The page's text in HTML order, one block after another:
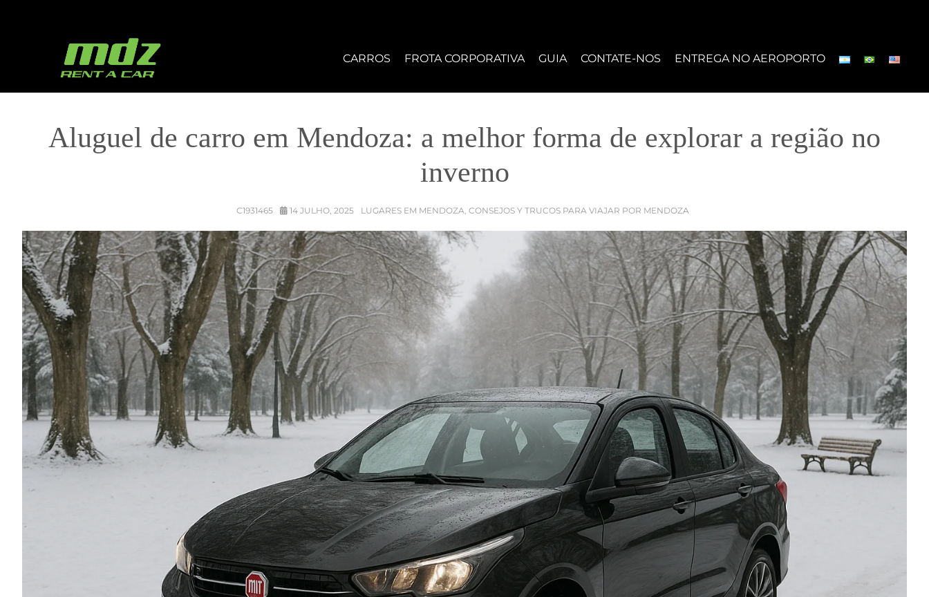
CARROS FROTA CORPORATIVA GUIA CONTATE-NOS ENTREGA NO AEROPORTO
Aluguel de carro em Mendoza: a melhor forma de explorar a região no
inverno
C1931465 14 JULHO, 2025 LUGARES EM MENDOZA CONSEJOS Y TRUCOS PARA VIAJAR POR MENDOZA